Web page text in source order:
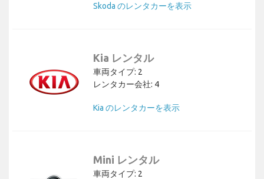
Skoda のレンタカーを表示
Kia レンタル
車両タイプ: 2
レンタカー会社: 4
Kia のレンタカーを表示
Mini レンタル
車両タイプ: 2